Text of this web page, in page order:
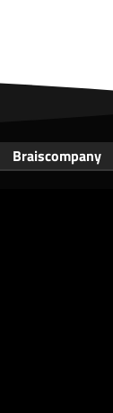
Braiscompany